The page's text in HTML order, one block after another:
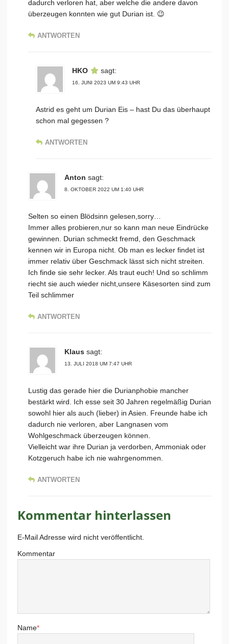
dadurch verloren hat, aber welche die andere davon
überzeugen konnten wie gut Durian ist. 😉
ANTWORTEN
HKO sagt:
16. JUNI 2023 UM 9:43 UHR
Astrid es geht um Durian Eis – hast Du das überhaupt
schon mal gegessen ?
ANTWORTEN
Anton sagt:
8. OKTOBER 2022 UM 1:40 UHR
Selten so einen Blödsinn gelesen,sorry…
Immer alles probieren,nur so kann man neue Eindrücke
gewinnen. Durian schmeckt fremd, den Geschmack
kennen wir in Europa nicht. Ob man es lecker findet ist
immer relativ über Geschmack lässt sich nicht streiten.
Ich finde sie sehr lecker. Als traut euch! Und so schlimm
riecht sie auch wieder nicht,unsere Käsesorten sind zum
Teil schlimmer
ANTWORTEN
Klaus sagt:
13. JULI 2018 UM 7:47 UHR
Lustig das gerade hier die Durianphobie mancher
bestärkt wird. Ich esse seit 30 Jahren regelmäßig Durian
sowohl hier als auch (lieber) in Asien. Freunde habe ich
dadurch nie verloren, aber Langnasen vom
Wohlgeschmack überzeugen können.
Vielleicht war ihre Durian ja verdorben, Ammoniak oder
Kotzgeruch habe ich nie wahrgenommen.
ANTWORTEN
Kommentar hinterlassen
E-Mail Adresse wird nicht veröffentlicht.
Kommentar
Name*